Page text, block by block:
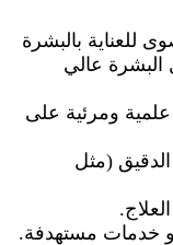
للعناية بالبشرة
البشرة عالي
علمية ومرئية على
(مثل
خدمات مستهدفة.